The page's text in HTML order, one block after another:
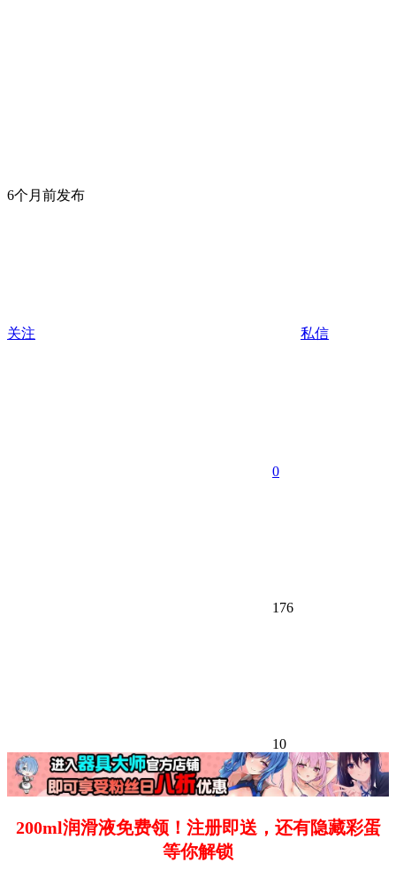
6个月前发布
关注 私信
0
176
10
200ml润滑液免费领！注册即送，还有隐藏彩蛋
等你解锁